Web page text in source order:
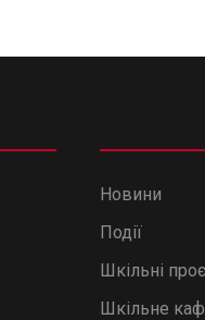
Новини
Події
Шкільні
Шкільне